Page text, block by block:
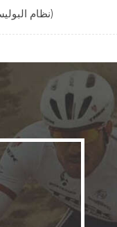
Eps (نظام البوليسترين القابل للتوسيع)